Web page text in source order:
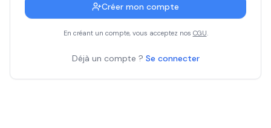
Créer mon compte
En créant un compte, vous acceptez nos CGU
Déjà un compte ? Se connecter